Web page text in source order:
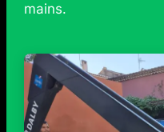
mains.